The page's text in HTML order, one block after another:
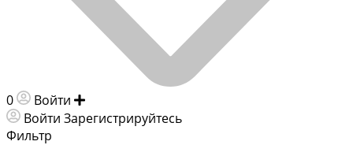
0 Войти
Войти Зарегистрируйтесь
Фильтр